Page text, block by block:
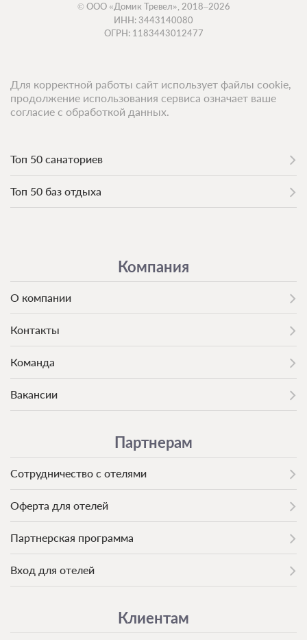
© ООО «Домик Тревел», 2018–2026
ИНН: 3443140080
ОГРН: 1183443012477
Топ 50 санаториев
Топ 50 баз отдыха
Компания
О компании
Контакты
Команда
Вакансии
Партнерам
Сотрудничество с отелями
Оферта для отелей
Партнерская программа
Вход для отелей
Клиентам
Для корректной работы сайт использует файлы cookie,
продолжение использования сервиса означает ваше
согласие с обработкой данных.